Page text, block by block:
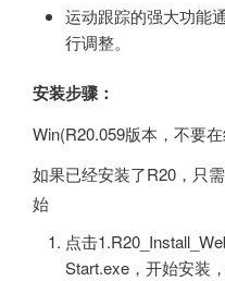
运动跟踪的强大功能
行调整。
安装步骤：
Win(R20.059版本，不要
如果已经安装了R20，只
始
点击
Start.exe，开始安装